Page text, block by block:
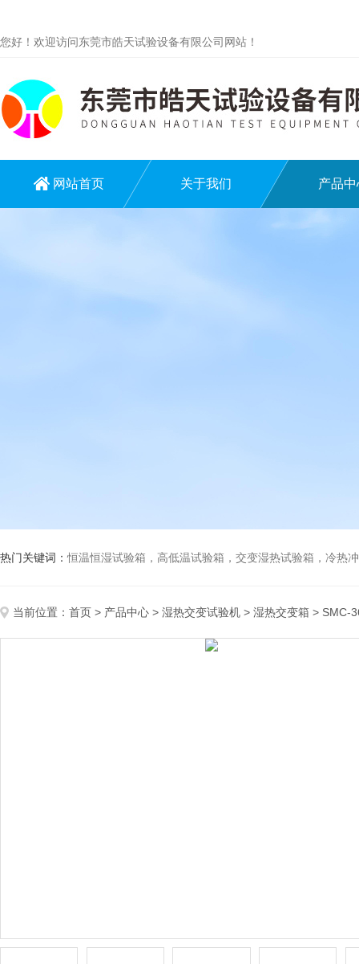
您好！欢迎访问东莞市皓天试验设备有限公司网站！
网站首页 关于我们 产品中
热门关键词：恒温恒湿试验箱，高低温试验箱，交变湿热试验箱，冷热冲击试验
当前位置： 首页 > 产品中心 > 湿热交变试验机 > 湿热交变箱 > SMC-